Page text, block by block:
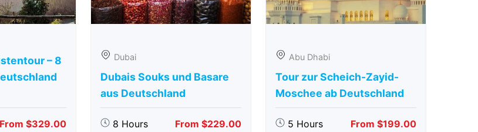
– 8
From $329.00
Dubai
Dubais Souks und Basare
aus Deutschland
8 Hours From $229.00
Abu Dhabi
Tour zur Scheich-Zayid-
Moschee ab Deutschland
5 Hours From $199.00